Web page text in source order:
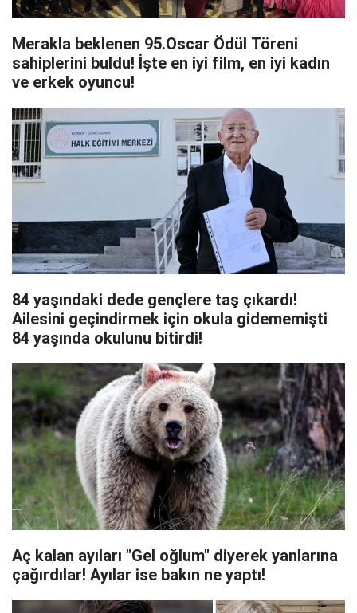
Merakla beklenen 95.Oscar Ödül Töreni
sahiplerini buldu! İşte en iyi film, en iyi kadın
ve erkek oyuncu!
84 yaşındaki dede gençlere taş çıkardı!
Ailesini geçindirmek için okula gidememişti
84 yaşında okulunu bitirdi!
Aç kalan ayıları "Gel oğlum" diyerek yanlarına
çağırdılar! Ayılar ise bakın ne yaptı!